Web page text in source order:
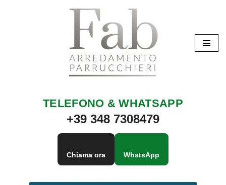
TELEFONO & WHATSAPP
+39 348 7308479
Chiama ora WhatsApp